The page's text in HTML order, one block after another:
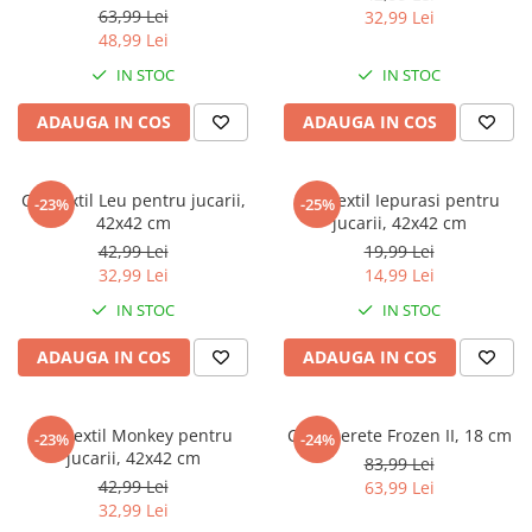
Star Wars
R-Walker
Pokemon
Baby Shark
Testoasele Ninja
Fireman Sam
Disney
Frozen Disney
Printesele Disney
Disney
Mickey Mouse Disney
Baby Shark
Pokemon
Pink Panther
Bing
Marie Cat
Skateboard
Casti protectie sport
Manusi sport
Vehicule
Casute si Locuri de joaca
Sporturi de interior
63,99 Lei
48,99 Lei
IN STOC
ADAUGA IN COS
32,99 Lei
IN STOC
ADAUGA IN COS
-23%
Cos textil Leu pentru jucarii,
42x42 cm
42,99 Lei
32,99 Lei
IN STOC
ADAUGA IN COS
-25%
Cos textil Iepurasi pentru
jucarii, 42x42 cm
19,99 Lei
14,99 Lei
IN STOC
ADAUGA IN COS
-23%
Cos textil Monkey pentru
jucarii, 42x42 cm
42,99 Lei
32,99 Lei
-24%
Ceas perete Frozen II, 18 cm
83,99 Lei
63,99 Lei